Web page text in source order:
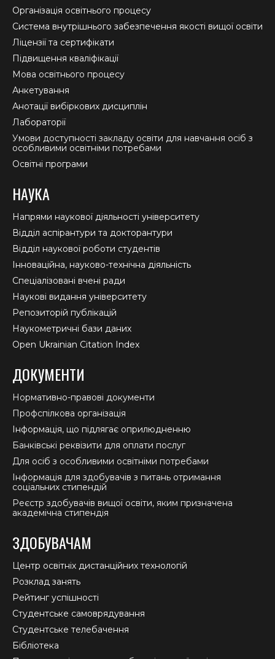
in
new
window
in
new
window
in
new
window
Організація освітнього процесу
Система внутрішнього забезпечення якості вищої освіти
Ліцензії та сертифікати
Підвищення кваліфікації
Мова освітнього процесу
Анкетування
Анотації вибіркових дисциплін
Лабораторії
Умови доступності закладу освіти для навчання осіб з
особливими освітніми потребами
Освітні програми
НАУКА
Напрями наукової діяльності університету
Відділ аспірантури та докторантури
Відділ наукової роботи студентів
Інноваційна, науково-технічна діяльність
Спеціалізовані вчені ради
Наукові видання університету
Репозиторій публікацій
Наукометричні бази даних
Open Ukrainian Citation Index
ДОКУМЕНТИ
Нормативно-правові документи
Профспілкова організація
Інформація, що підлягає оприлюдненню
Банківські реквізити для оплати послуг
Для осіб з особливими освітніми потребами
Інформація для здобувачів з питань отримання
соціальних стипендій
Реєстр здобувачів вищої освіти, яким призначена
академічна стипендія
ЗДОБУВАЧАМ
Центр освітніх дистанційних технологій
Розклад занять
Рейтинг успішності
Студентське самоврядування
Студентське телебачення
Бібліотека